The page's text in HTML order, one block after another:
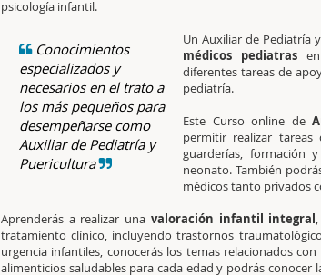
psicología infantil.
Conocimientos
especializados y
necesarios en el trato a
los más pequeños para
desempeñarse como
Auxiliar de Pediatría y
Puericultura
Un Auxiliar de Pediatría
médicos pediatrasen
diferentes tareas de
pediatría.
Este Curso online de
permitir realizar tareas
guarderías, formación
neonato. También
médicos tanto privados
Aprenderás a realizar una valoración infantil integral
tratamiento clínico, incluyendo trastornos
urgencia infantiles, conocerás los temas relacionados
alimenticios saludables para cada edad y podrás